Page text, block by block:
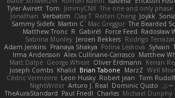
Tyler Avirett Tom JimmyCNX The one and only phase
Jonathan Verbatim Clay T Reiten Cheng Joykk
Sammy Sidefx Martin C Mac Greggor The Bearded
Matthew Tronc R Gabirél Force Feed Radosław
Sabrina Munley Jeroen Bekkers Rodrigo Terrazas
Adam Jenkins Pranaya Shakya Polina Leskova Sylvain
Irma Andersson Alex Cullinane-Carrasco Matthew
Matt Dalpé George Wheat Oliver Erdmann Kenan
Joseph Combs Khalid Brian Tabone MarzZ Well
Cédric Vermeirre Leon Husky Robert jean Tom Rudolf
NightWriter Arturo J. Real Dominic Qusto ぶー
TheAuraStandard Paul Friedl Charles Michael Dunphy